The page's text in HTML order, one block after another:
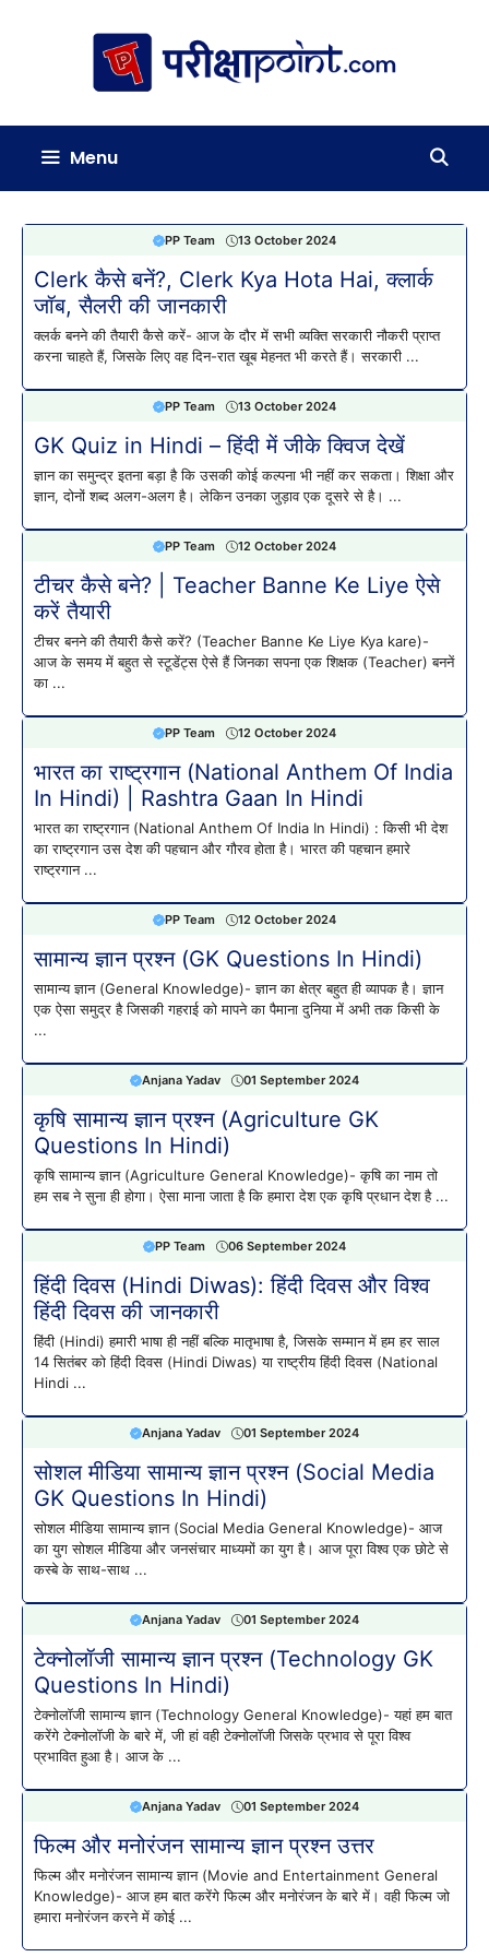
Menu
PP Team 13 October 2024
Clerk कैसे बनें?, Clerk Kya Hota Hai, क्लार्क
जॉब, सैलरी की जानकारी
क्लर्क बनने की तैयारी कैसे करें- आज के दौर में सभी व्यक्ति सरकारी नौकरी प्राप्त
करना चाहते हैं, जिसके लिए वह दिन-रात खूब मेहनत भी करते हैं। सरकारी ...
PP Team 13 October 2024
GK Quiz in Hindi – हिंदी में जीके क्विज देखें
ज्ञान का समुन्द्र इतना बड़ा है कि उसकी कोई कल्पना भी नहीं कर सकता। शिक्षा और
ज्ञान, दोनों शब्द अलग-अलग है। लेकिन उनका जुड़ाव एक दूसरे से है। ...
PP Team 12 October 2024
टीचर कैसे बने? | Teacher Banne Ke Liye ऐसे
करें तैयारी
टीचर बनने की तैयारी कैसे करें? (Teacher Banne Ke Liye Kya kare)-
आज के समय में बहुत से स्टूडेंट्स ऐसे हैं जिनका सपना एक शिक्षक (Teacher) बननें
का ...
PP Team 12 October 2024
भारत का राष्ट्रगान (National Anthem Of India
In Hindi) | Rashtra Gaan In Hindi
भारत का राष्ट्रगान (National Anthem Of India In Hindi) : किसी भी देश
का राष्ट्रगान उस देश की पहचान और गौरव होता है। भारत की पहचान हमारे
राष्ट्रगान ...
PP Team 12 October 2024
सामान्य ज्ञान प्रश्न (GK Questions In Hindi)
सामान्य ज्ञान (General Knowledge)- ज्ञान का क्षेत्र बहुत ही व्यापक है। ज्ञान
एक ऐसा समुद्र है जिसकी गहराई को मापने का पैमाना दुनिया में अभी तक किसी के
...
Anjana Yadav 01 September 2024
कृषि सामान्य ज्ञान प्रश्न (Agriculture GK
Questions In Hindi)
कृषि सामान्य ज्ञान (Agriculture General Knowledge)- कृषि का नाम तो
हम सब ने सुना ही होगा। ऐसा माना जाता है कि हमारा देश एक कृषि प्रधान देश है ...
PP Team 06 September 2024
हिंदी दिवस (Hindi Diwas): हिंदी दिवस और विश्व
हिंदी दिवस की जानकारी
हिंदी (Hindi) हमारी भाषा ही नहीं बल्कि मातृभाषा है, जिसके सम्मान में हम हर साल
14 सितंबर को हिंदी दिवस (Hindi Diwas) या राष्ट्रीय हिंदी दिवस (National
Hindi ...
Anjana Yadav 01 September 2024
सोशल मीडिया सामान्य ज्ञान प्रश्न (Social Media
GK Questions In Hindi)
सोशल मीडिया सामान्य ज्ञान (Social Media General Knowledge)- आज
का युग सोशल मीडिया और जनसंचार माध्यमों का युग है। आज पूरा विश्व एक छोटे से
कस्बे के साथ-साथ ...
Anjana Yadav 01 September 2024
टेक्नोलॉजी सामान्य ज्ञान प्रश्न (Technology GK
Questions In Hindi)
टेक्नोलॉजी सामान्य ज्ञान (Technology General Knowledge)- यहां हम बात
करेंगे टेक्नोलॉजी के बारे में, जी हां वही टेक्नोलॉजी जिसके प्रभाव से पूरा विश्व
प्रभावित हुआ है। आज के ...
Anjana Yadav 01 September 2024
फिल्म और मनोरंजन सामान्य ज्ञान प्रश्न उत्तर
फिल्म और मनोरंजन सामान्य ज्ञान (Movie and Entertainment General
Knowledge)- आज हम बात करेंगे फिल्म और मनोरंजन के बारे में। वही फिल्म जो
हमारा मनोरंजन करने में कोई ...